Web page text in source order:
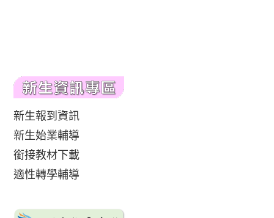
新生報到資訊
新生始業輔導
銜接教材下載
適性轉學輔導